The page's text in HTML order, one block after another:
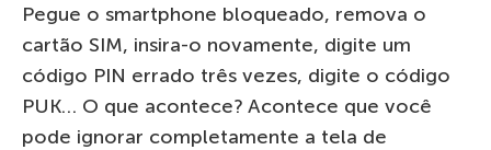
Pegue o smartphone bloqueado, remova o
cartão SIM, insira-o novamente, digite um
código PIN errado três vezes, digite o código
PUK… O que acontece? Acontece que você
pode ignorar completamente a tela de